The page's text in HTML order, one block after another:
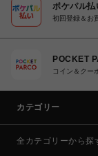
ポケパル払
初回登録＆お
POCKET
コイン＆クー
カテゴリー
全カテゴリーから探